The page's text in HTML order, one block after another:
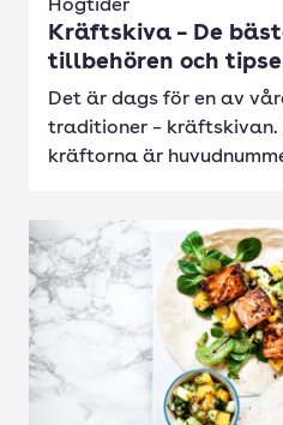
Högtider
Kräftskiva – De
tillbehören och
Det är dags för en av
traditioner – kräftskivan.
kräftorna är